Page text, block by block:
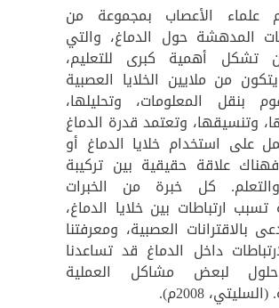
علماء الأعصاب بمجموعة من
المدهشة حول الدماغ، والتي
تشكل أهمية كبرى للتعليم،
من ملايين الخلايا العصبية
بنقل المعلومات، وتحليلها،
وتنسيقها، وتعتمد قدرة الدماغ
على استخدام خلايا الدماغ أو
فهناك علاقة حقيقية بين تركيبة
كل خبرة من الخبرات
تسبب ارتباطات بين خلايا الدماغ،
بالاقترانات العصبية، ومعرفتنا
داخل الدماغ قد تساعدنا
حلول لبعض مشاكل العملية
2008م).